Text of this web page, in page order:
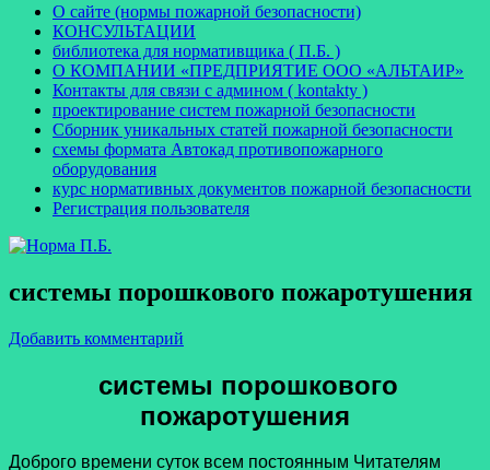
О сайте (нормы пожарной безопасности)
КОНСУЛЬТАЦИИ
библиотека для нормативщика ( П.Б. )
О КОМПАНИИ «ПРЕДПРИЯТИЕ ООО «АЛЬТАИР»
Контакты для связи с админом ( kontakty )
проектирование систем пожарной безопасности
Сборник уникальных статей пожарной безопасности
схемы формата Автокад противопожарного
оборудования
курс нормативных документов пожарной безопасности
Регистрация пользователя
системы порошкового пожаротушения
Добавить комментарий
системы порошкового
пожаротушения
Доброго времени суток всем постоянным Читателям